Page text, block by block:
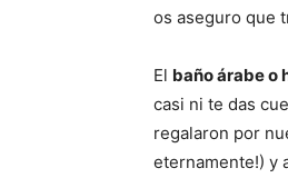
os aseguro que
El baño árabe o
casi ni te das
regalaron por
eternamente!) y